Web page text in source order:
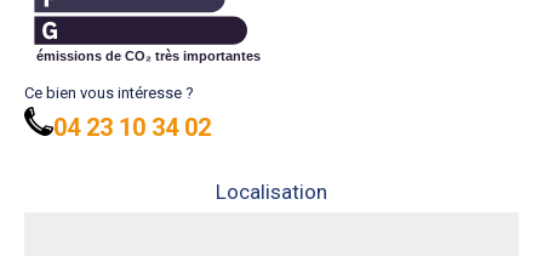
émissions de CO₂ très importantes
Ce bien vous intéresse ?
04 23 10 34 02
Localisation